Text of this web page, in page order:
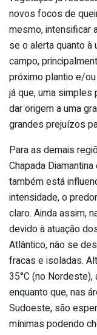
novos focos de
mesmo, intensificar
se o alerta quanto
campo,
próximo plantio e/
já que, uma
dar origem a uma
grandes prejuízos
Para as demais
Chapada
também está
intensidade, o
claro. Ainda assim,
devido à atuação
Atlântico, não se
fracas e isoladas.
35°C (no
enquanto que, nas
Sudoeste, são
mínimas podendo